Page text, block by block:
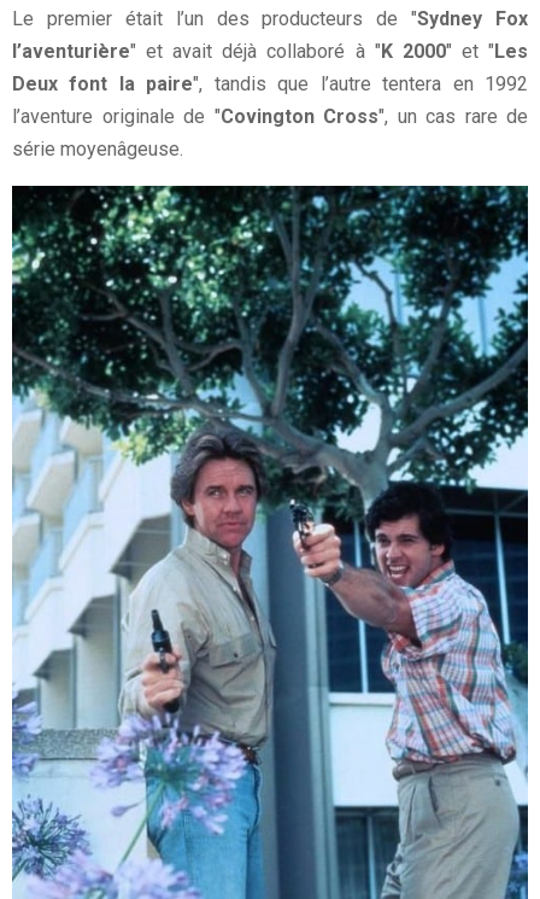
Le premier était l’un des producteurs de "Sydney Fox
l’aventurière" et avait déjà collaboré à " K 2000" et " Les
Deux font la paire", tandis que l’autre tentera en 1992
l’aventure originale de "Covington Cross", un cas rare de
série moyenâgeuse.